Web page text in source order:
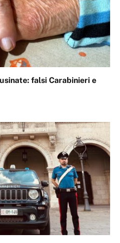
falsi Carabinieri e